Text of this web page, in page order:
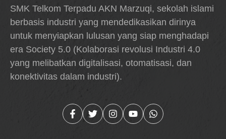
SMK Telkom Terpadu AKN Marzuqi, sekolah islami
berbasis industri yang mendedikasikan dirinya
untuk menyiapkan lulusan yang siap menghadapi
era Society 5.0 (Kolaborasi revolusi Industri 4.0
yang melibatkan digitalisasi, otomatisasi, dan
konektivitas dalam industri).